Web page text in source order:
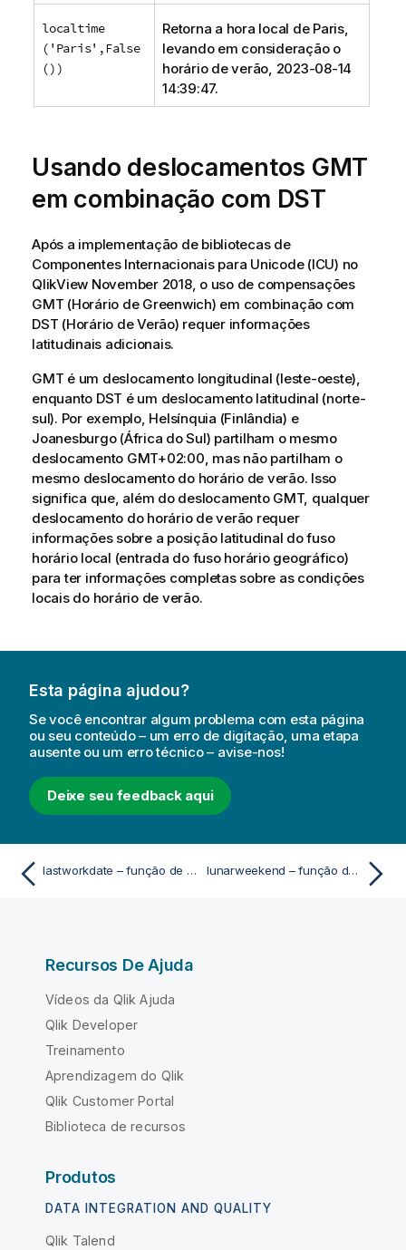
localtime
('Paris',False
())
Retorna a hora local de Paris,
levando em consideração o
horário de verão, 2023-08-14
14:39:47.
Usando deslocamentos GMT
em combinação com DST
Após a implementação de bibliotecas de
Componentes Internacionais para Unicode (ICU) no
QlikView November 2018, o uso de compensações
GMT (Horário de Greenwich) em combinação com
DST (Horário de Verão) requer informações
latitudinais adicionais.
GMT é um deslocamento longitudinal (leste-oeste),
enquanto DST é um deslocamento latitudinal (norte-
sul). Por exemplo, Helsínquia (Finlândia) e
Joanesburgo (África do Sul) partilham o mesmo
deslocamento GMT+02:00, mas não partilham o
mesmo deslocamento do horário de verão. Isso
significa que, além do deslocamento GMT, qualquer
deslocamento do horário de verão requer
informações sobre a posição latitudinal do fuso
horário local (entrada do fuso horário geográfico)
para ter informações completas sobre as condições
locais do horário de verão.
Esta página ajudou?
Se você encontrar algum problema com esta página
ou seu conteúdo – um erro de digitação, uma etapa
ausente ou um erro técnico – avise-nos!
Deixe seu feedback aqui
lastworkdate – função de script e gráfico lunarweekend – função de script e gráfico
Recursos De Ajuda
Vídeos da Qlik Ajuda
Qlik Developer
Treinamento
Aprendizagem do Qlik
Qlik Customer Portal
Biblioteca de recursos
Produtos
DATA INTEGRATION AND QUALITY
Qlik Talend